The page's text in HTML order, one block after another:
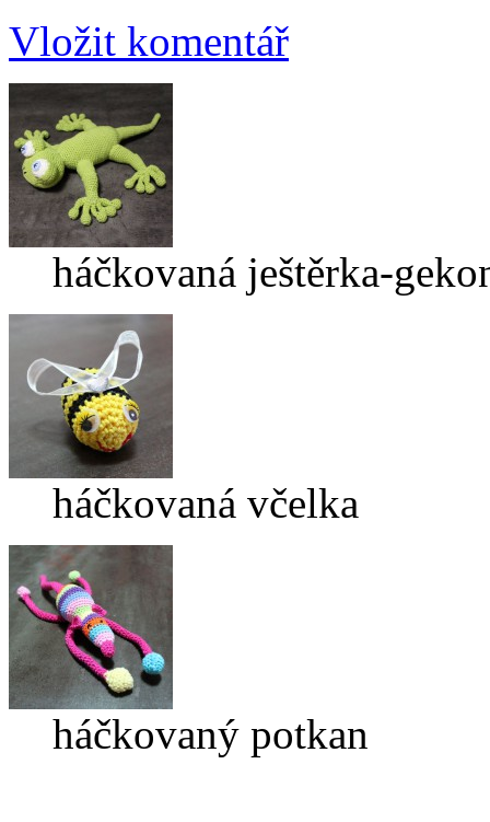
Vložit komentář
háčkovaná ještěrka-
háčkovaná včelka
háčkovaný potkan